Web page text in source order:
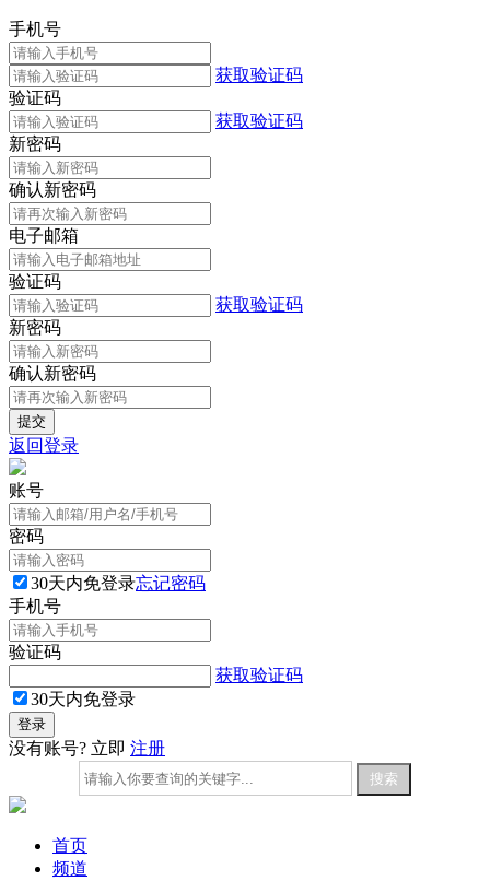
手机号
获取验证码
验证码
获取验证码
新密码
确认新密码
电子邮箱
验证码
获取验证码
新密码
确认新密码
返回登录
账号
密码
30天内免登录忘记密码
手机号
验证码
获取验证码
30天内免登录
没有账号? 立即 注册
首页
频道